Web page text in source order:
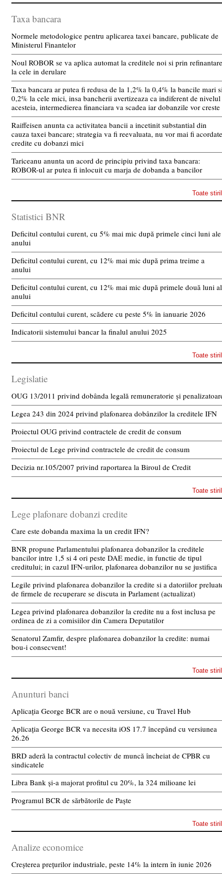
Taxa bancara
Normele metodologice pentru aplicarea taxei bancare, publicate de
Ministerul Finantelor
Noul ROBOR se va aplica automat la creditele noi si prin refinantare
la cele in derulare
Taxa bancara ar putea fi redusa de la 1,2% la 0,4% la bancile mari
0,2% la cele mici, insa bancherii avertizeaza ca indiferent de nivelul
acesteia, intermedierea financiara va scadea iar dobanzile vor creste
Raiffeisen anunta ca activitatea bancii a incetinit substantial din
cauza taxei bancare; strategia va fi reevaluata, nu vor mai fi acordate
credite cu dobanzi mici
Tariceanu anunta un acord de principiu privind taxa bancara:
ROBOR-ul ar putea fi inlocuit cu marja de dobanda a bancilor
Toate
Statistici BNR
Deficitul contului curent, cu 5% mai mic după primele cinci luni ale
anului
Deficitul contului curent, cu 12% mai mic după prima treime a
anului
Deficitul contului curent, cu 12% mai mic după primele două luni
anului
Deficitul contului curent, scădere cu peste 5% în ianuarie 2026
Indicatorii sistemului bancar la finalul anului 2025
Toate
Legislatie
OUG 13/2011 privind dobânda legală remuneratorie și
Legea 243 din 2024 privind plafonarea dobânzilor la creditele IFN
Proiectul OUG privind contractele de credit de consum
Proiectul de Lege privind contractele de credit de consum
Decizia nr.105/2007 privind raportarea la Biroul de Credit
Toate
Lege plafonare dobanzi credite
Care este dobanda maxima la un credit IFN?
BNR propune Parlamentului plafonarea dobanzilor la creditele
bancilor intre 1,5 si 4 ori peste DAE medie, in functie de tipul
creditului; in cazul IFN-urilor, plafonarea dobanzilor nu se justifica
Legile privind plafonarea dobanzilor la credite si a datoriilor
de firmele de recuperare se discuta in Parlament (actualizat)
Legea privind plafonarea dobanzilor la credite nu a fost inclusa pe
ordinea de zi a comisiilor din Camera Deputatilor
Senatorul Zamfir, despre plafonarea dobanzilor la credite: numai
bou-i consecvent!
Toate
Anunturi banci
Aplicația George BCR are o nouă versiune, cu Travel Hub
Aplicația George BCR va necesita iOS 17.7 începând cu versiunea
26.26
BRD aderă la contractul colectiv de muncă încheiat de CPBR cu
sindicatele
Libra Bank și-a majorat profitul cu 20%, la 324 milioane lei
Programul BCR de sărbătorile de Paște
Toate
Analize economice
Creșterea prețurilor industriale, peste 14% la intern în iunie 2026